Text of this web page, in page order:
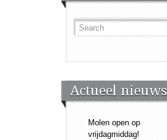
Actueel nieuws
Molen open op
vrijdagmiddag!